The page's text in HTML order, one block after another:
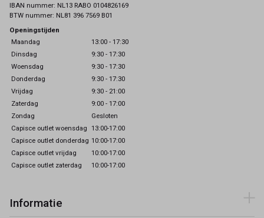
IBAN nummer: NL13 RABO 0104826169
BTW nummer: NL81 396 7569 B01
Openingstijden
Maandag
13:00 - 17:30
Dinsdag
9:30 - 17:30
Woensdag
9:30 - 17:30
Donderdag
9:30 - 17:30
Vrijdag
9:30 - 21:00
Zaterdag
9:00 - 17:00
Zondag
Gesloten
Capisce outlet woensdag 13:00-17:00
Capisce outlet donderdag 10:00-17:00
Capisce outlet vrijdag
10:00-17:00
Capisce outlet zaterdag
10:00-17:00
Informatie